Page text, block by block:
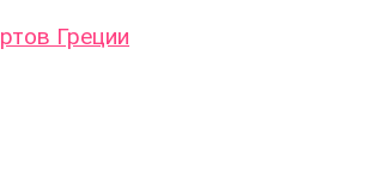
Греции